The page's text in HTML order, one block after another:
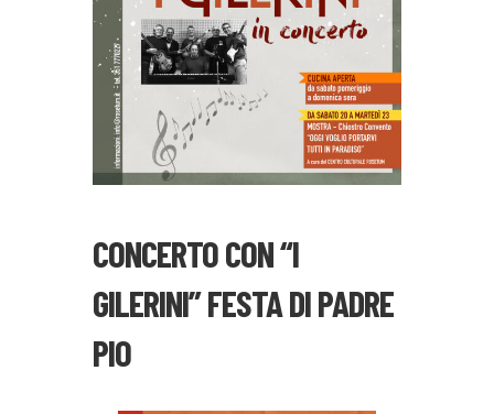
CONCERTO CON “I
GILERINI” FESTA DI PADRE
PIO